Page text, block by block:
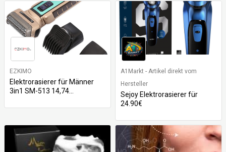
EZKIMO
Elektrorasierer für Männer
3in1 SM-513 14,74...
A1Markt - Artikel direkt vom
Hersteller
Sejoy Elektrorasierer für
24.90€